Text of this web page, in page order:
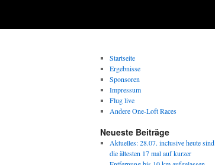
Startseite
Ergebnisse
Sponsoren
Impressum
Flug live
Andere One-Loft Races
Neueste Beiträge
Aktuelles: 28.07. inclusive heute sind
die ältesten 17 mal auf kurzer